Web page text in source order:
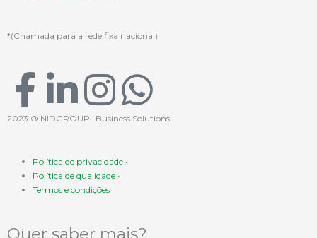
*(Chamada para a rede fixa nacional)
F
a
c
e
L
i
n
k
I
n
s
t
W
h
2023 ® NIDGROUP- Business Solutions
Política de privacidade •
Política de qualidade •
Termos e condições
Quer saber mais?